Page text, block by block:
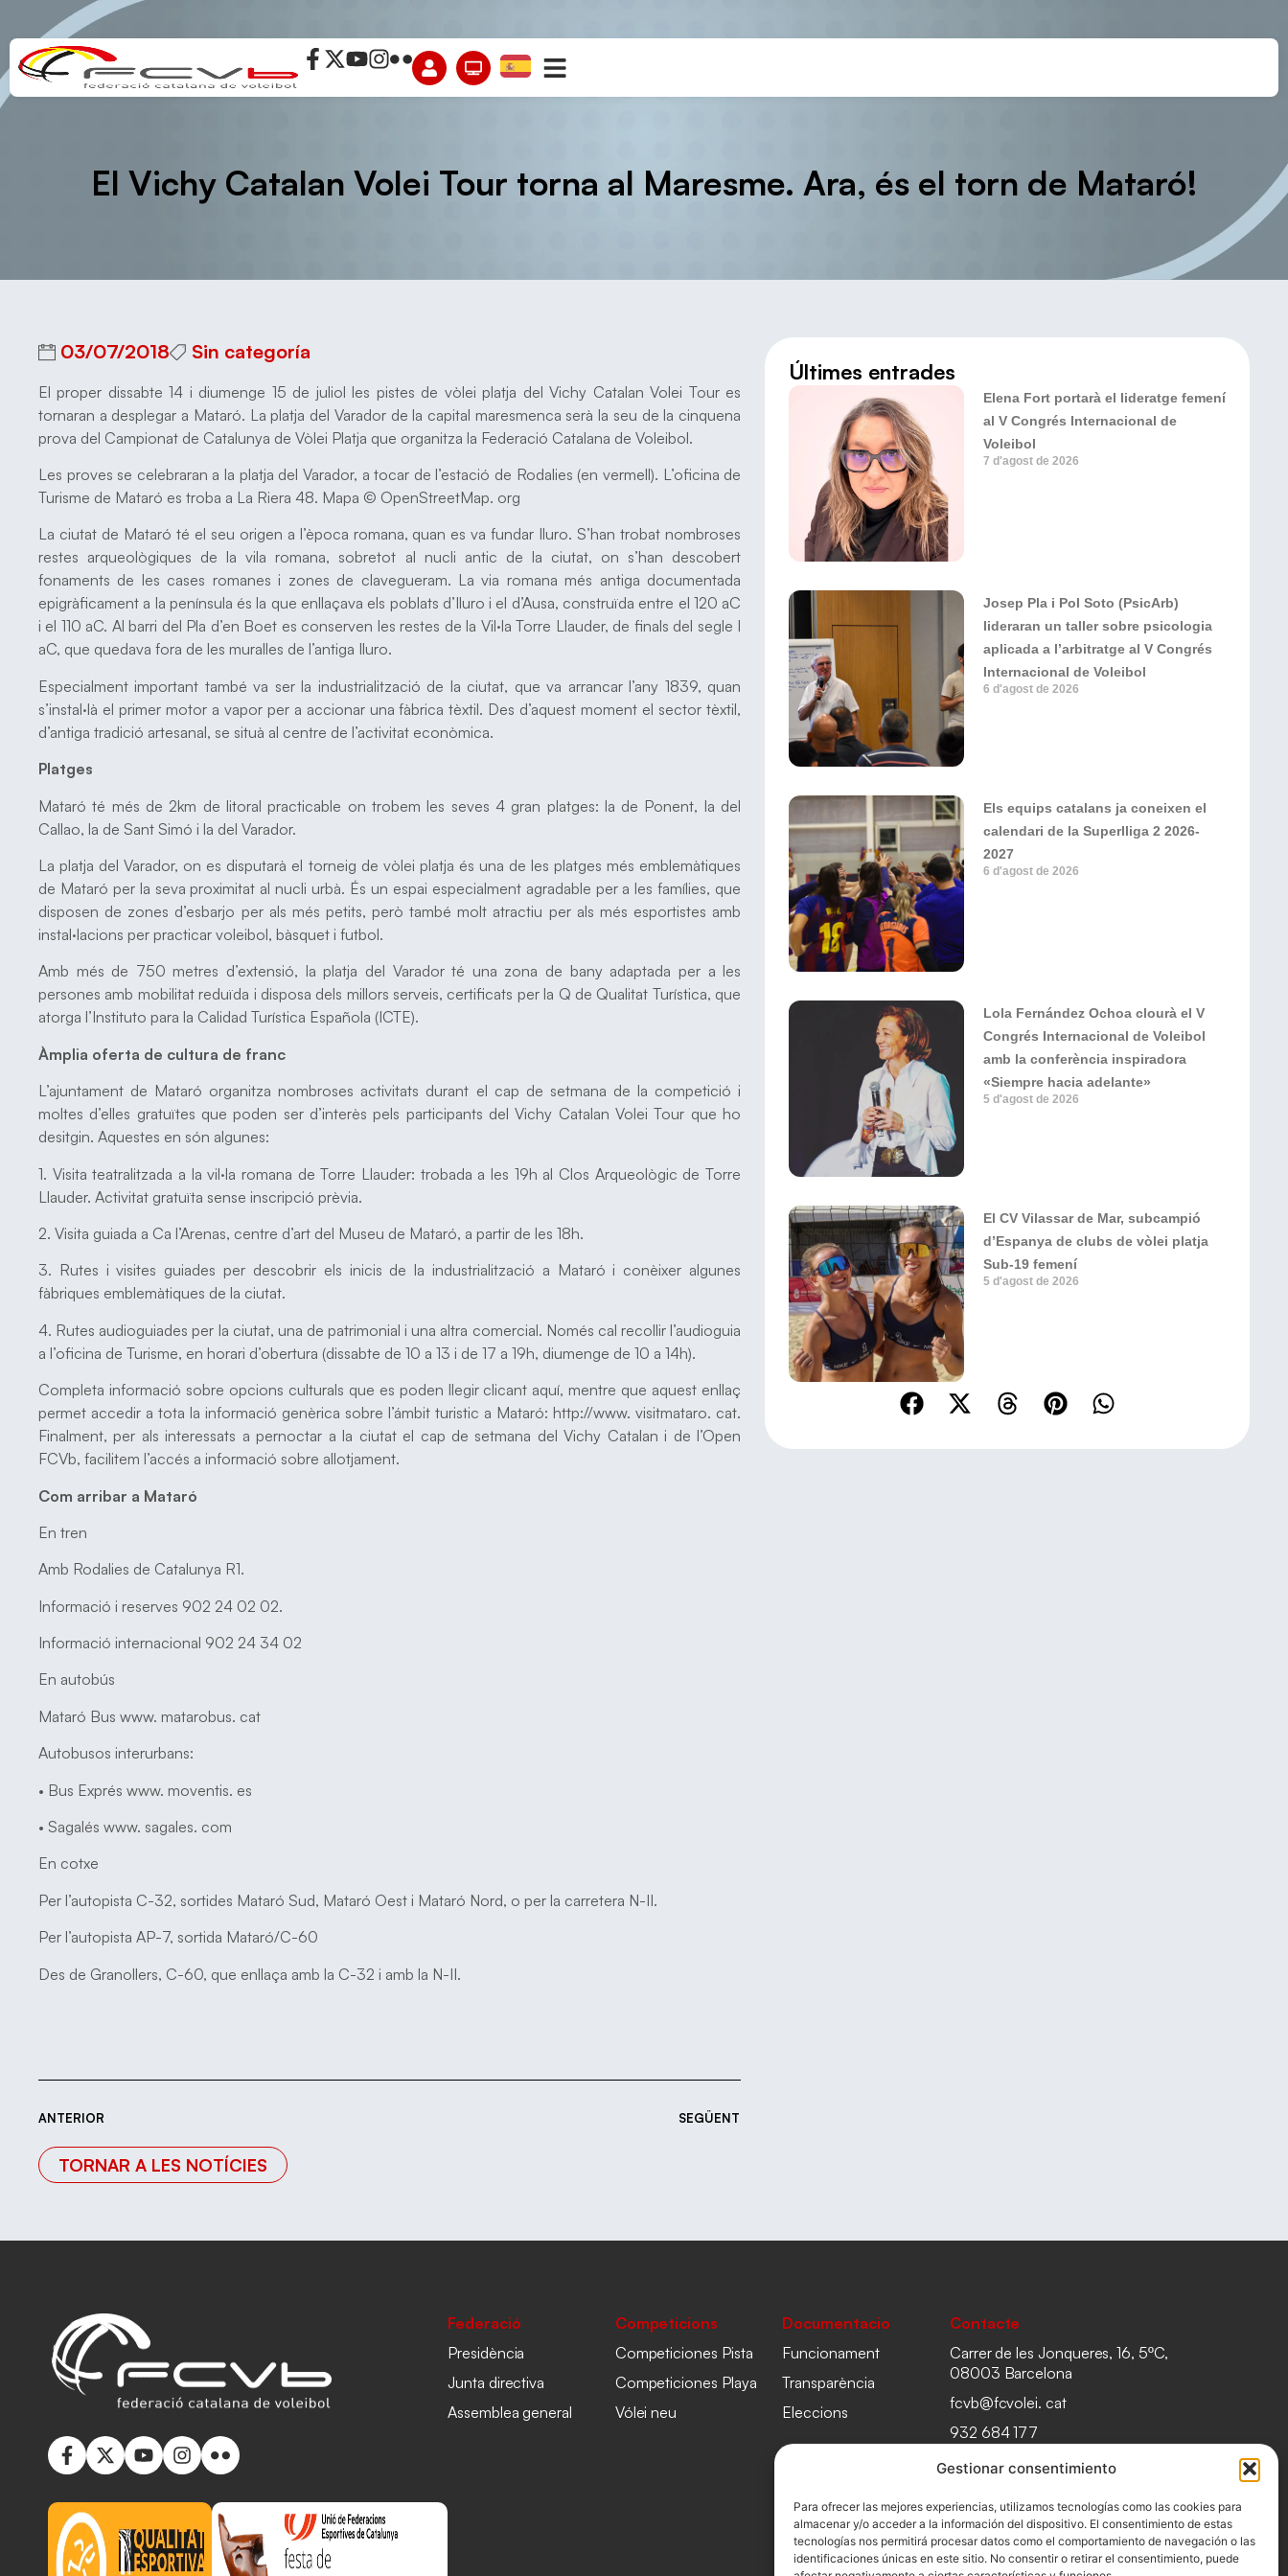
Gestionar consentimiento
Para ofrecer las mejores experiencias, utilizamos tecnologías como las cookies para
almacenar y/o acceder a la información del dispositivo. El consentimiento de estas
tecnologías nos permitirá procesar datos como el comportamiento de navegación o las
identificaciones únicas en este sitio. No consentir o retirar el consentimiento, puede
El Vichy Catalan Volei Tour torna al Maresme. Ara, és el torn de Mataró!
03/07/2018 Sin categoría
El proper dissabte 14 i diumenge 15 de juliol les pistes de vòlei platja del Vichy Catalan Volei Tour es
tornaran a desplegar a Mataró. La platja del Varador de la capital maresmenca serà la seu de la cinquena
prova del Campionat de Catalunya de Vòlei Platja que organitza la Federació Catalana de Voleibol.
Les proves se celebraran a la platja del Varador, a tocar de l’estació de Rodalies (en vermell). L’oficina de
Turisme de Mataró es troba a La Riera 48. Mapa © OpenStreetMap. org
La ciutat de Mataró té el seu origen a l’època romana, quan es va fundar Iluro. S’han trobat nombroses
restes arqueològiques de la vila romana, sobretot al nucli antic de la ciutat, on s’han descobert
fonaments de les cases romanes i zones de clavegueram. La via romana més antiga documentada
epigràficament a la península és la que enllaçava els poblats d’Iluro i el d’Ausa, construïda entre el 120 aC
i el 110 aC. Al barri del Pla d’en Boet es conserven les restes de la Vil·la Torre Llauder, de finals del segle I
aC, que quedava fora de les muralles de l’antiga Iluro.
Especialment important també va ser la industrialització de la ciutat, que va arrancar l’any 1839, quan
s’instal·là el primer motor a vapor per a accionar una fàbrica tèxtil. Des d’aquest moment el sector tèxtil,
d’antiga tradició artesanal, se situà al centre de l’activitat econòmica.
Platges
Mataró té més de 2km de litoral practicable on trobem les seves 4 gran platges: la de Ponent, la del
Callao, la de Sant Simó i la del Varador.
La platja del Varador, on es disputarà el torneig de vòlei platja és una de les platges més emblemàtiques
de Mataró per la seva proximitat al nucli urbà. És un espai especialment agradable per a les famílies, que
disposen de zones d’esbarjo per als més petits, però també molt atractiu per als més esportistes amb
instal·lacions per practicar voleibol, bàsquet i futbol.
Amb més de 750 metres d’extensió, la platja del Varador té una zona de bany adaptada per a les
persones amb mobilitat reduïda i disposa dels millors serveis, certificats per la Q de Qualitat Turística, que
atorga l’Instituto para la Calidad Turística Española (ICTE).
Àmplia oferta de cultura de franc
L’ajuntament de Mataró organitza nombroses activitats durant el cap de setmana de la competició i
moltes d’elles gratuïtes que poden ser d’interès pels participants del Vichy Catalan Volei Tour que ho
desitgin. Aquestes en són algunes:
1. Visita teatralitzada a la vil·la romana de Torre Llauder: trobada a les 19h al Clos Arqueològic de Torre
Llauder. Activitat gratuïta sense inscripció prèvia.
2. Visita guiada a Ca l’Arenas, centre d’art del Museu de Mataró, a partir de les 18h.
3. Rutes i visites guiades per descobrir els inicis de la industrialització a Mataró i conèixer algunes
fàbriques emblemàtiques de la ciutat.
4. Rutes audioguiades per la ciutat, una de patrimonial i una altra comercial. Només cal recollir l’audioguia
a l’oficina de Turisme, en horari d’obertura (dissabte de 10 a 13 i de 17 a 19h, diumenge de 10 a 14h).
Completa informació sobre opcions culturals que es poden llegir clicant aquí, mentre que aquest enllaç
permet accedir a tota la informació genèrica sobre l’ámbit turistic a Mataró: http://www. visitmataro. cat.
Finalment, per als interessats a pernoctar a la ciutat el cap de setmana del Vichy Catalan i de l’Open
FCVb, facilitem l’accés a informació sobre allotjament.
Com arribar a Mataró
En tren
Amb Rodalies de Catalunya R1.
Informació i reserves 902 24 02 02.
Informació internacional 902 24 34 02
En autobús
Mataró Bus www. matarobus. cat
Autobusos interurbans:
• Bus Exprés www. moventis. es
• Sagalés www. sagales. com
En cotxe
Per l’autopista C-32, sortides Mataró Sud, Mataró Oest i Mataró Nord, o per la carretera N-II.
Per l’autopista AP-7, sortida Mataró/C-60
Des de Granollers, C-60, que enllaça amb la C-32 i amb la N-II.
ANTERIOR SEGÜENT
TORNAR A LES NOTÍCIES
Últimes entrades
Elena Fort portarà el lideratge femení
al V Congrés Internacional de
Voleibol
7 d'agost de 2026
Josep Pla i Pol Soto (PsicArb)
lideraran un taller sobre psicologia
aplicada a l’arbitratge al V Congrés
Internacional de Voleibol
6 d'agost de 2026
Els equips catalans ja coneixen el
calendari de la Superlliga 2 2026-
2027
6 d'agost de 2026
Lola Fernández Ochoa clourà el V
Congrés Internacional de Voleibol
amb la conferència inspiradora
«Siempre hacia adelante»
5 d'agost de 2026
El CV Vilassar de Mar, subcampió
d’Espanya de clubs de vòlei platja
Sub-19 femení
5 d'agost de 2026
Federació
Presidència
Junta directiva
Assemblea general
Competicions
Competiciones Pista
Competiciones Playa
Vólei neu
Documentacio
Funcionament
Transparència
Eleccions
Contacte
Carrer de les Jonqueres, 16, 5ºC,
08003 Barcelona
fcvb@fcvolei. cat
932 684 177